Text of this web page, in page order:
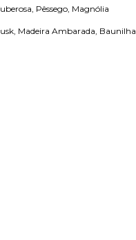
Pêssego, Magnólia
Madeira Ambarada, Baunilha